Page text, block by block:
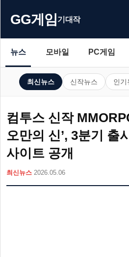
GG게임기대작
뉴스 모바일 PC게임
최신뉴스 신작뉴스 인기
컴투스 신작
오만의 신’, 3분기 출
사이트 공개
최신뉴스 2026.05.06